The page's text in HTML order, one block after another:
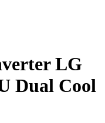
LG
Dual Cool